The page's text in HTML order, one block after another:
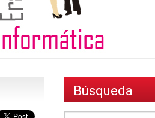
Búsqueda